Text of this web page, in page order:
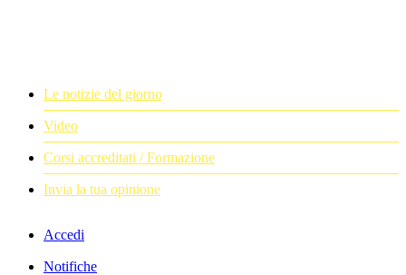
Le notizie del giorno
Video
Corsi accreditati / Formazione
Invia la tua opinione
Accedi
Notifiche